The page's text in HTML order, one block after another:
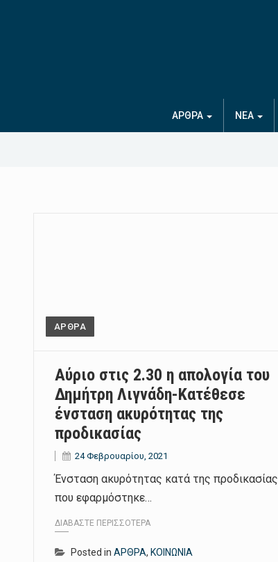
ΑΡΘΡΑ ΝΕΑ
ΑΡΘΡΑ
Αύριο στις 2.30 η απολογία του
Δημήτρη Λιγνάδη-Κατέθεσε
ένσταση ακυρότητας της
προδικασίας
24 Φεβρουαρίου, 2021
Ένσταση ακυρότητας κατά της προδικασίας
που εφαρμόστηκε…
ΔΙΑΒΆΣΤΕ ΠΕΡΙΣΣΌΤΕΡΑ
Posted in ΑΡΘΡΑ, ΚΟΙΝΩΝΙΑ